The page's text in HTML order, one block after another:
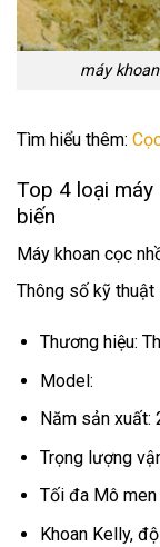
máy
Tìm hiểu thêm:
Top 4 loại
biến
Máy khoan cọc
Thông số kỹ thuật
Thương hiệu:
Model:
Năm sản xuất:
Trọng lượng
Tối đa Mô
Khoan Kelly,